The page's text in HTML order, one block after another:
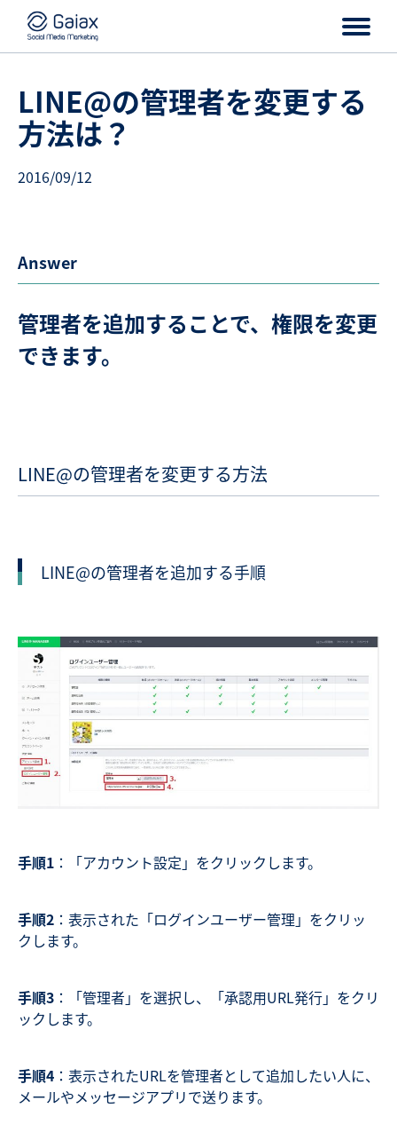
LINE@の管理者を変更する
方法は？
2016/09/12
Answer
管理者を追加することで、権限を変更
できます。
LINE@の管理者を変更する方法
LINE@の管理者を追加する手順
手順1 ：「アカウント設定」をクリックします。
手順2 ：表示された「ログインユーザー管理」をクリッ
クします。
手順3 ：「管理者」を選択し、「承認用URL発行」をクリ
ックします。
手順4 ：表示されたURLを管理者として追加したい人に、
メールやメッセージアプリで送ります。